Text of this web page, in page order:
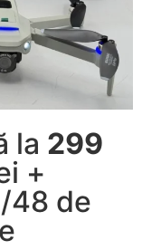
la 299
+
48 de